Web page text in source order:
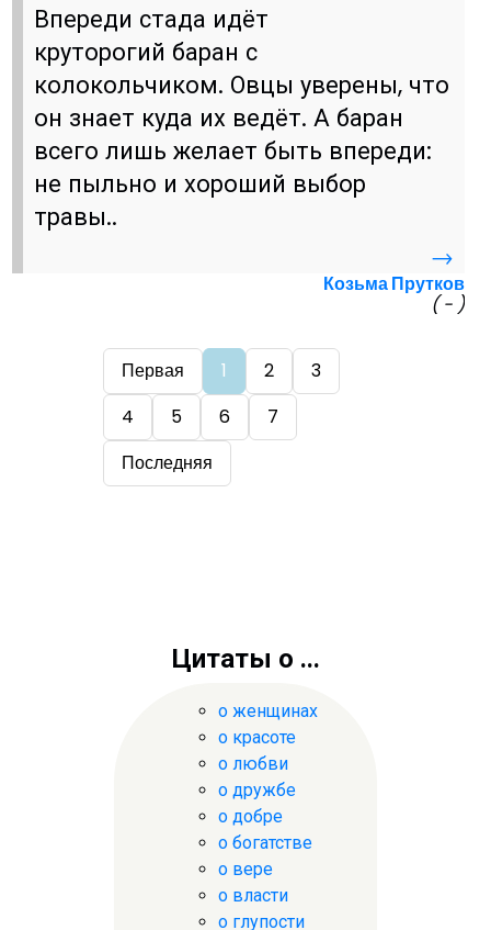
Впереди стада идёт
круторогий баран с
колокольчиком. Овцы уверены, что
он знает куда их ведёт. А баран
всего лишь желает быть впереди:
не пыльно и хороший выбор
травы..
→
Козьма Прутков
( - )
Первая 1 2
3
4
5 6
7
Последняя
Цитаты о ...
о женщинах
о красоте
о любви
о дружбе
о добре
о богатстве
о вере
о власти
о глупости